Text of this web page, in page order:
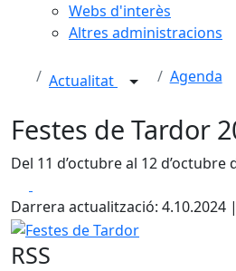
Webs d'interès
Altres administracions
Actualitat Agenda
Festes de Tardor
Del 11 d’octubre al 12 d’octubre
Darrera actualització: 4.10.2024
Festes de Tardor
RSS